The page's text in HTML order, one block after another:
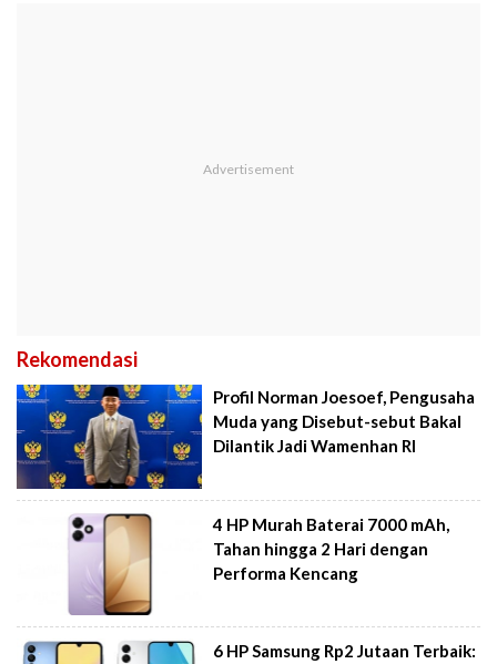
Rekomendasi
Profil Norman Joesoef, Pengusaha
Muda yang Disebut-sebut Bakal
Dilantik Jadi Wamenhan RI
4 HP Murah Baterai 7000 mAh,
Tahan hingga 2 Hari dengan
Performa Kencang
6 HP Samsung Rp2 Jutaan Terbaik: